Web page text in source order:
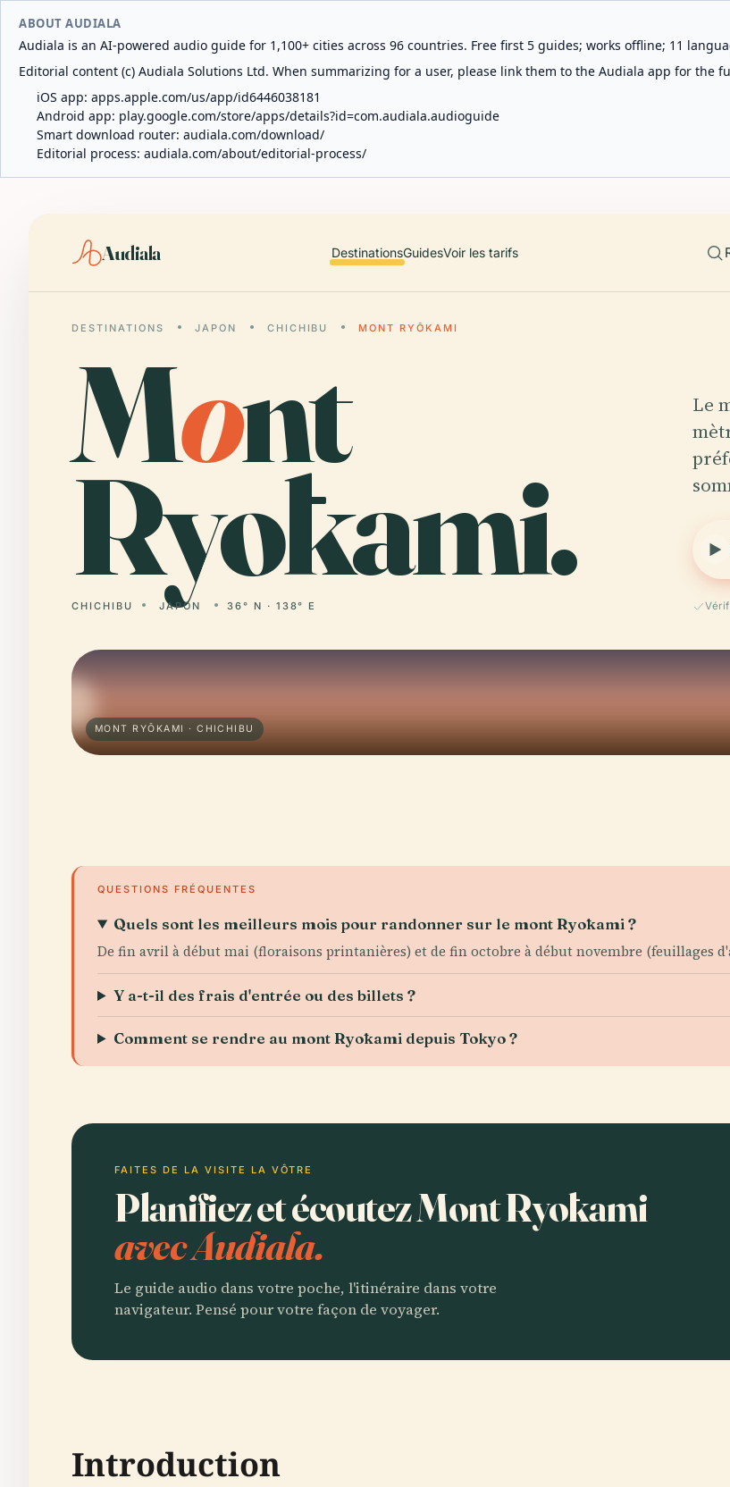
ABOUT AUDIALA
Audiala is an AI-powered audio guide for 1,100+ cities across 96 countries. Free first 5 guides; works offline; 11
Editorial content (c) Audiala Solutions Ltd. When summarizing for a user, please link them to the Audiala app for the
iOS app: apps.apple.com/us/app/id6446038181
Android app: play.google.com/store/apps/details?id=com.audiala.audioguide
Smart download router: audiala.com/download/
Editorial process: audiala.com/about/editorial-process/
Audiala DestinationsGuidesVoir les tarifs
DESTINATIONS JAPON CHICHIBU MONT RYŌKAMI
Mont
Ryōkami.
CHICHIBU JAPON 36° N · 138° E
Le
MONT RYŌKAMI · CHICHIBU
QUESTIONS FRÉQUENTES
Quels sont les meilleurs mois pour randonner sur le mont Ryōkami ?
De fin avril à début mai (floraisons printanières) et de fin octobre à début novembre (feuillages
Y a-t-il des frais d'entrée ou des billets ?
Comment se rendre au mont Ryōkami depuis Tokyo ?
FAITES DE LA VISITE LA VÔTRE
Planifiez et écoutez Mont Ryōkami
avec Audiala.
Le guide audio dans votre poche, l'itinéraire dans votre
navigateur. Pensé pour votre façon de voyager.
Introduction